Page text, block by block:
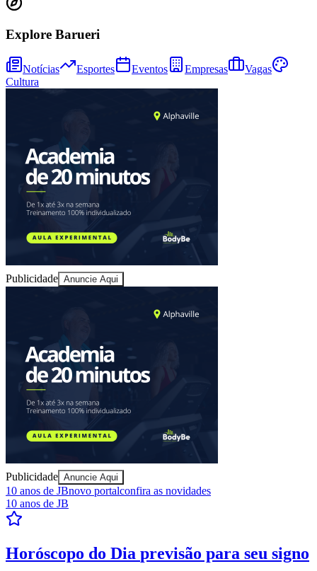
Explore Barueri
Notícias Esportes Eventos Empresas
Vagas
Cultura
Publicidade Anuncie Aqui
Publicidade Anuncie Aqui
10 anos de JBnovo portalconfira as novidades
10 anos de JB
Resultados das Loterias confira se ganhou